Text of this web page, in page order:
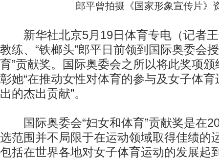
郎平曾拍摄《国家形象宣传片》
新华社北京5月19日体育专电（记者王
教练、“铁榔头”郎平日前领到国际奥委会
育”贡献奖。国际奥委会之所以将此奖项
彰她“在推动女性对体育的参与及女子体
出的杰出贡献”。
国际奥委会“妇女和体育”贡献奖是在
选范围并不局限于在运动领域取得佳绩的
包括在世界各地对女子体育运动的发展起